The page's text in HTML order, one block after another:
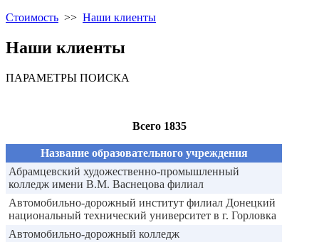
Стоимость >> Наши клиенты
Наши клиенты
ПАРАМЕТРЫ ПОИСКА
Всего 1835
Название образовательного учреждения
Абрамцевский художественно-промышленный
колледж имени В.М. Васнецова филиал
Автомобильно-дорожный институт филиал Донецкий
национальный технический университет в г. Горловка
Автомобильно-дорожный колледж